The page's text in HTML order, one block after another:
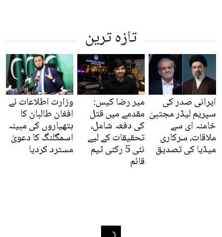
تازہ ترین
ایرانی صدر کی
سپریم لیڈر مجتبیٰ
خامنہ ای سے
ملاقات، سرکاری
میڈیا کی تصدیق
میر رضا کیس:
مقدمے میں قتل
کی دفعہ شامل،
تحقیقات کے لیے
نئی 5 رکنی ٹیم
قائم
وزارت اطلاعات نے
افغان طالبان کا
ہتھیاروں کی مبینہ
اسمگلنگ کا دعویٰ
مسترد کردیا